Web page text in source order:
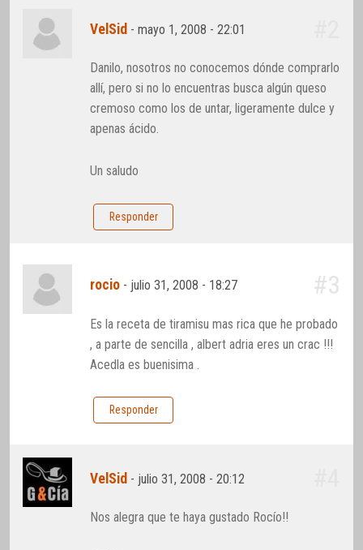
VelSid -mayo 1, 2008 - 22:01
Danilo, nosotros no conocemos dónde comprarlo
allí, pero si no lo encuentras busca algún queso
cremoso como los de untar, ligeramente dulce y
apenas ácido.
Un saludo
Responder
rocio - julio 31, 2008 - 18:27 #3
Es la receta de tiramisu mas rica que he probado
, a parte de sencilla , albert adria eres un crac !!!
Acedla es buenisima .
Responder
VelSid - julio 31, 2008 - 20:12
Nos alegra que te haya gustado Rocío!!